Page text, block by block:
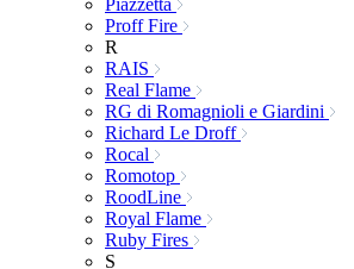
Proff Fire
R
RAIS
Real Flame
RG di Romagnioli e Giardini
Richard Le Droff
Rocal
Romotop
RoodLine
Royal Flame
Ruby Fires
S